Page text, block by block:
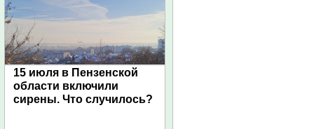
15 июля в Пензенской
области включили
сирены. Что случилось?